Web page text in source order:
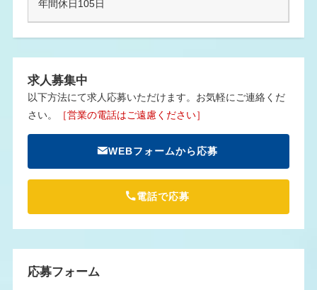
年間休日105日
求人募集中
以下方法にて求人応募いただけます。お気軽にご連絡くだ
さい。
［営業の電話はご遠慮ください］
WEBフォームから応募
電話で応募
応募フォーム